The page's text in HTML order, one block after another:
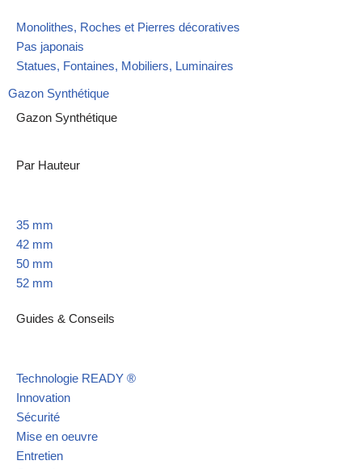
Monolithes, Roches et Pierres décoratives
Pas japonais
Statues, Fontaines, Mobiliers, Luminaires
Gazon Synthétique
Gazon Synthétique
Par Hauteur
35 mm
42 mm
50 mm
52 mm
Guides & Conseils
Technologie READY ®
Innovation
Sécurité
Mise en oeuvre
Entretien